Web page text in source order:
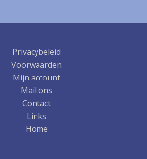
Privacybeleid
Voorwaarden
Mijn account
Mail ons
Contact
Links
Home